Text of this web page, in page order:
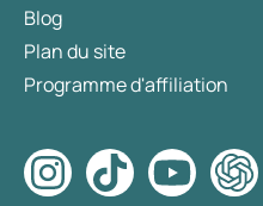
Blog
Plan du site
Programme d'affiliation